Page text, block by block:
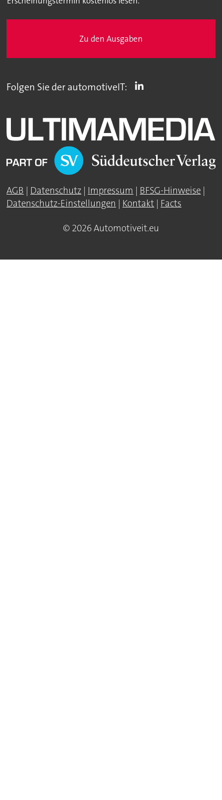
Zu den Ausgaben
Folgen Sie der automotiveIT:
AGB | Datenschutz | Impressum | BFSG-Hinweise |
Datenschutz-Einstellungen | Kontakt | Facts
© 2026 Automotiveit.eu